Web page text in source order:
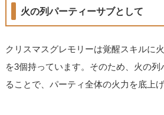
火の列パーティーサブとして
クリスマスグレモリーは覚醒スキルに
を3個持っています。そのため、火の
ることで、パーティ全体の火力を底上げ